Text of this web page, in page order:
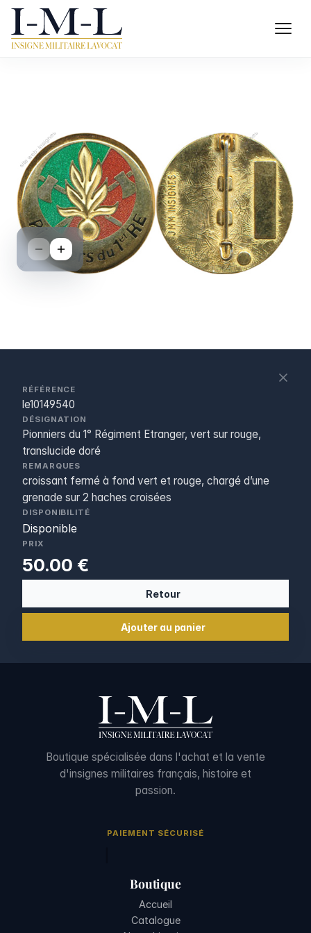
RÉFÉRENCE
le10149540
DÉSIGNATION
Pionniers du 1° Régiment Etranger, vert sur rouge,
translucide doré
REMARQUES
croissant fermé à fond vert et rouge, chargé d’une
grenade sur 2 haches croisées
DISPONIBILITÉ
Disponible
PRIX
50.00 €
Retour
Ajouter au panier
Boutique spécialisée dans l'achat et la vente
d'insignes militaires français, histoire et
passion.
PAIEMENT SÉCURISÉ
Boutique
Accueil
Catalogue